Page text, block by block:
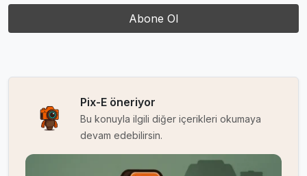
Pix-E öneriyor
Bu konuyla ilgili diğer içerikleri okumaya
devam edebilirsin.